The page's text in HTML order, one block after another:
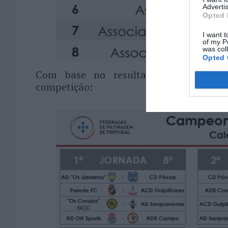
Opted
I want
of my
was
Opted
Com base no resultado do sorteio,
competição: